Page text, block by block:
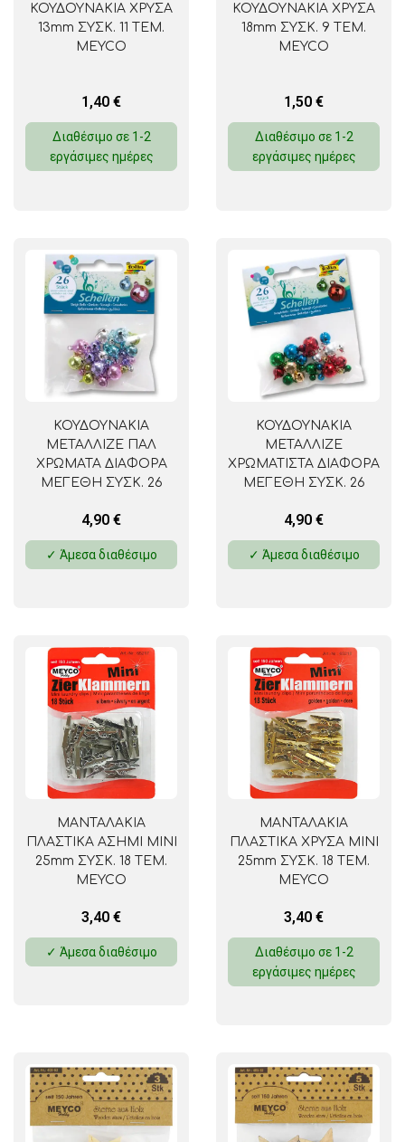
ΚΟΥΔΟΥΝΑΚΙΑ ΧΡΥΣΑ
13mm ΣΥΣΚ. 11 ΤΕΜ.
MEYCO
1,40 €
Διαθέσιμο σε 1-2
εργάσιμες ημέρες
ΚΟΥΔΟΥΝΑΚΙΑ ΧΡΥΣΑ
18mm ΣΥΣΚ. 9 ΤΕΜ.
MEYCO
1,50 €
Διαθέσιμο σε 1-2
εργάσιμες ημέρες
ΚΟΥΔΟΥΝΑΚΙΑ
ΜΕΤΑΛΛΙΖΕ ΠΑΛ
ΧΡΩΜΑΤΑ ΔΙΑΦΟΡΑ
ΜΕΓΕΘΗ ΣΥΣΚ. 26
4,90 €
✓ Άμεσα διαθέσιμο
ΚΟΥΔΟΥΝΑΚΙΑ
ΜΕΤΑΛΛΙΖΕ
ΧΡΩΜΑΤΙΣΤΑ ΔΙΑΦΟΡΑ
ΜΕΓΕΘΗ ΣΥΣΚ. 26
4,90 €
✓ Άμεσα διαθέσιμο
ΜΑΝΤΑΛΑΚΙΑ
ΠΛΑΣΤΙΚΑ ΑΣΗΜΙ ΜΙΝΙ
25mm ΣΥΣΚ. 18 ΤΕΜ.
MEYCO
3,40 €
✓ Άμεσα διαθέσιμο
ΜΑΝΤΑΛΑΚΙΑ
ΠΛΑΣΤΙΚΑ ΧΡΥΣΑ ΜΙΝΙ
25mm ΣΥΣΚ. 18 ΤΕΜ.
MEYCO
3,40 €
Διαθέσιμο σε 1-2
εργάσιμες ημέρες